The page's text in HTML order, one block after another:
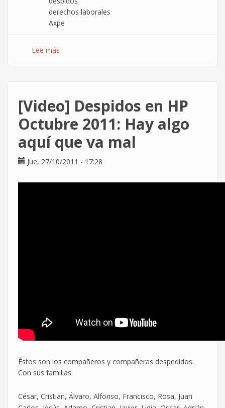
derechos laborales
Axpe
Lee más
en
Axpe
Consulting
[Video] Despidos en HP
Octubre 2011: Hay algo
aquí que va mal
Jue, 27/10/2011 - 17:28
Éstos son los compañeros y compañeras despedidos.
Con sus familias:
César, Cristian, Álvaro, Alfonso, Francisco, Rosa, Juan